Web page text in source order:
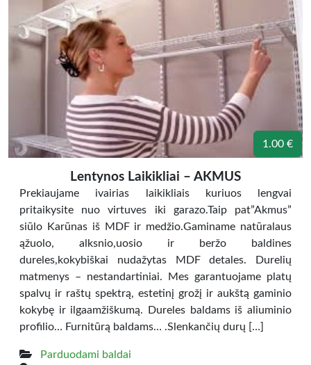
1.00 €
Lentynos Laikikliai – AKMUS
Prekiaujame ivairias laikikliais kuriuos lengvai
pritaikysite nuo virtuves iki garazo.Taip pat”Akmus”
siūlo Karūnas iš MDF ir medžio.Gaminame natūralaus
ąžuolo, alksnio,uosio ir beržo baldines
dureles,kokybiškai nudažytas MDF detales. Durelių
matmenys – nestandartiniai. Mes garantuojame platų
spalvų ir raštų spektrą, estetinį grožį ir aukštą gaminio
kokybę ir ilgaamžiškumą. Dureles baldams iš aliuminio
profilio… Furnitūrą baldams… .Slenkančių durų […]
Parduodami baldai